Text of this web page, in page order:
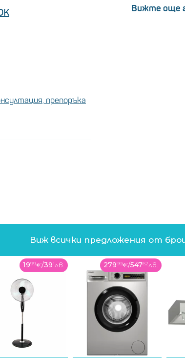
препоръка
Вижте още
Виж всички предложения от
1999€/391лв. 27999€/54762лв.